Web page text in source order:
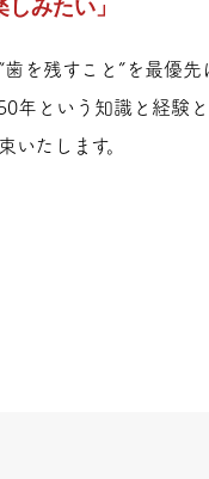
みたい」
を残すこと”を最優先
年という知識と経験
いたします。